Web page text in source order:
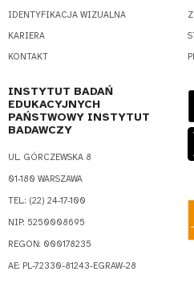
IDENTYFIKACJA WIZUALNA
KARIERA
KONTAKT
INSTYTUT BADAŃ
EDUKACYJNYCH
PAŃSTWOWY INSTYTUT
BADAWCZY
UL. GÓRCZEWSKA 8
01-180 WARSZAWA
TEL.: (22) 24-17-100
NIP: 5250008695
REGON: 000178235
AE: PL-72330-81243-EGRAW-28